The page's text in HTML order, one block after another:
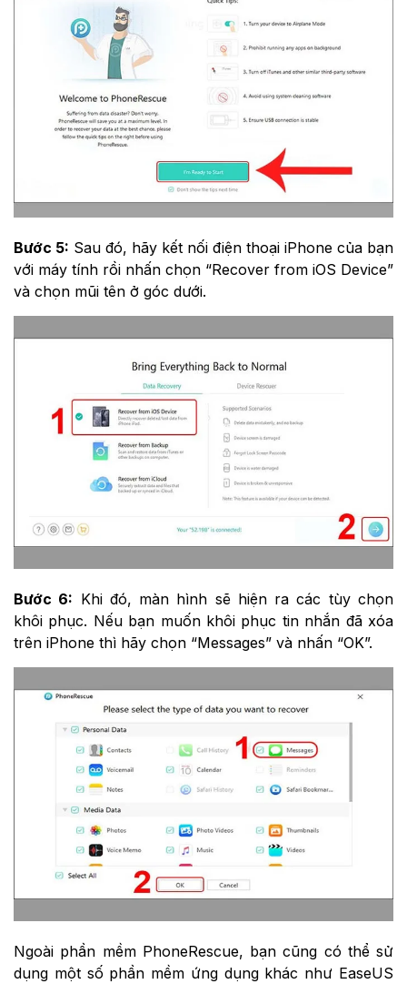
Bước 5: Sau đó, hãy kết nối điện thoại iPhone của bạn
với máy tính rồi nhấn chọn “Recover from iOS Device”
và chọn mũi tên ở góc dưới.
Bước 6: Khi đó, màn hình sẽ hiện ra các tùy chọn
khôi phục. Nếu bạn muốn khôi phục tin nhắn đã xóa
trên iPhone thì hãy chọn “Messages” và nhấn “OK”.
Ngoài phần mềm PhoneRescue, bạn cũng có thể sử
dụng một số phần mềm ứng dụng khác như EaseUS